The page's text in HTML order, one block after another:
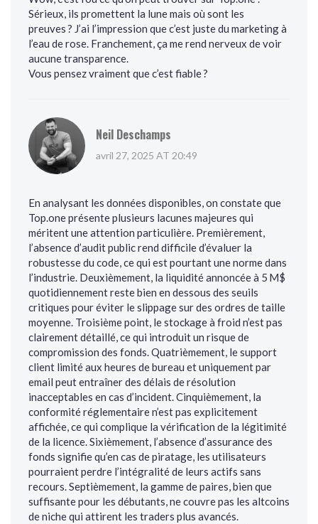
Sérieux, ils promettent la lune mais où sont les
preuves ? J’ai l’impression que c’est juste du marketing à
l’eau de rose. Franchement, ça me rend nerveux de voir
aucune transparence.
Vous pensez vraiment que c’est fiable ?
Neil Deschamps
avril 27, 2025 AT 20:49
En analysant les données disponibles, on constate que
Top.one présente plusieurs lacunes majeures qui
méritent une attention particulière. Premièrement,
l’absence d’audit public rend difficile d’évaluer la
robustesse du code, ce qui est pourtant une norme dans
l’industrie. Deuxièmement, la liquidité annoncée à 5 M$
quotidiennement reste bien en dessous des seuils
critiques pour éviter le slippage sur des ordres de taille
moyenne. Troisième point, le stockage à froid n’est pas
clairement détaillé, ce qui introduit un risque de
compromission des fonds. Quatrièmement, le support
client limité aux heures de bureau et uniquement par
email peut entraîner des délais de résolution
inacceptables en cas d’incident. Cinquièmement, la
conformité réglementaire n’est pas explicitement
affichée, ce qui complique la vérification de la légitimité
de la licence. Sixièmement, l’absence d’assurance des
fonds signifie qu’en cas de piratage, les utilisateurs
pourraient perdre l’intégralité de leurs actifs sans
recours. Septièmement, la gamme de paires, bien que
suffisante pour les débutants, ne couvre pas les altcoins
de niche qui attirent les traders plus avancés.